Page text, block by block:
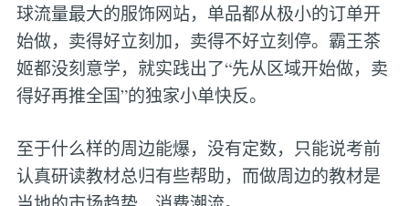
球流量最大的服饰网站，单品都从极小的订单开
始做，卖得好立刻加，卖得不好立刻停。霸王茶
姬都没刻意学，就实践出了“先从区域开始做，卖
得好再推全国”的独家小单快反。
至于什么样的周边能爆，没有定数，只能说考前
认真研读教材总归有些帮助，而做周边的教材是